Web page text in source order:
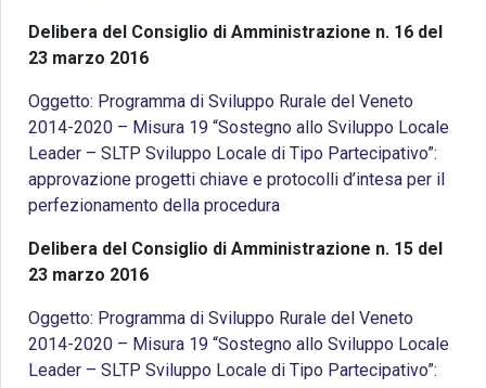
Delibera del Consiglio di Amministrazione n. 16 del
23 marzo 2016
Oggetto: Programma di Sviluppo Rurale del Veneto
2014-2020 – Misura 19 “Sostegno allo Sviluppo Locale
Leader – SLTP Sviluppo Locale di Tipo Partecipativo”:
approvazione progetti chiave e protocolli d’intesa per il
perfezionamento della procedura
Delibera del Consiglio di Amministrazione n. 15 del
23 marzo 2016
Oggetto: Programma di Sviluppo Rurale del Veneto
2014-2020 – Misura 19 “Sostegno allo Sviluppo Locale
Leader – SLTP Sviluppo Locale di Tipo Partecipativo”: